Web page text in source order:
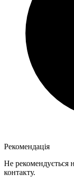
Рекомендація
Не рекомендується
контакту.